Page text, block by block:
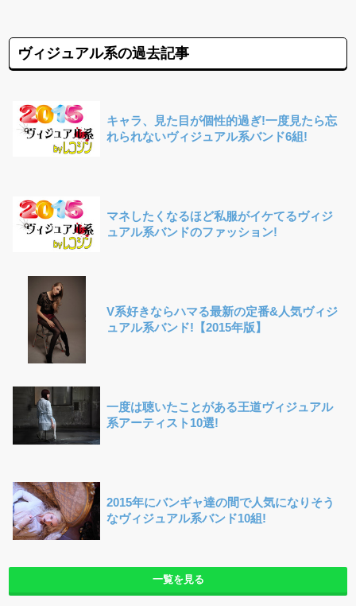
ヴィジュアル系の過去記事
キャラ、見た目が個性的過ぎ!一度見たら忘
れられないヴィジュアル系バンド6組!
マネしたくなるほど私服がイケてるヴィジ
ュアル系バンドのファッション!
V系好きならハマる最新の定番&人気ヴィジ
ュアル系バンド!【2015年版】
一度は聴いたことがある王道ヴィジュアル
系アーティスト10選!
2015年にバンギャ達の間で人気になりそう
なヴィジュアル系バンド10組!
一覧を見る